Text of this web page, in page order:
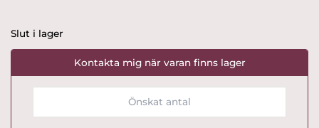
Slut i lager
Kontakta mig när varan finns lager